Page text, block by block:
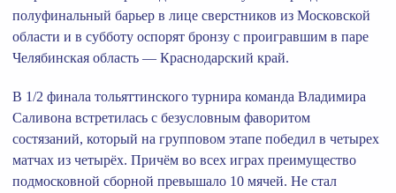
полуфинальный барьер в лице сверстников из Московской
области и в субботу оспорят бронзу с проигравшим в паре
Челябинская область — Краснодарский край.
В 1/2 финала тольяттинского турнира команда Владимира
Саливона встретилась с безусловным фаворитом
состязаний, который на групповом этапе победил в четырех
матчах из четырёх. Причём во всех играх преимущество
подмосковной сборной превышало 10 мячей. Не стал